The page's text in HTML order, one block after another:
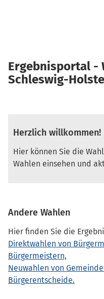
Ergebnisportal -
Schleswig-
Herzlich willkommen!
Hier können Sie die
Wahlen einsehen und
Andere Wahlen
Hier finden Sie die
Direktwahlen von
Bürgermeistern,
Neuwahlen von
Bürgerentscheide.